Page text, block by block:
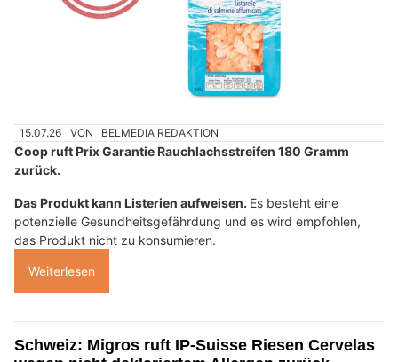
15.07.26 VON BELMEDIA REDAKTION
Coop ruft Prix Garantie Rauchlachsstreifen 180 Gramm
zurück.
Das Produkt kann Listerien aufweisen. Es besteht eine
potenzielle Gesundheitsgefährdung und es wird empfohlen,
das Produkt nicht zu konsumieren.
Weiterlesen
Schweiz: Migros ruft IP-Suisse Riesen Cervelas